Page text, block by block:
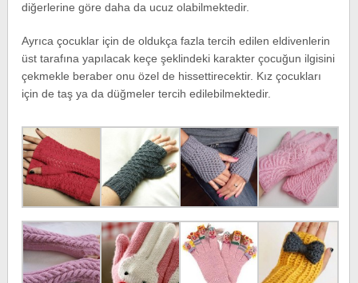
diğerlerine göre daha da ucuz olabilmektedir.
Ayrıca çocuklar için de oldukça fazla tercih edilen eldivenlerin
üst tarafına yapılacak keçe şeklindeki karakter çocuğun ilgisini
çekmekle beraber onu özel de hissettirecektir. Kız çocukları
için de taş ya da düğmeler tercih edilebilmektedir.